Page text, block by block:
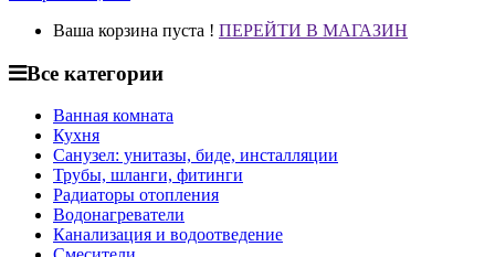
Ваша корзина пуста ! ПЕРЕЙТИ В МАГАЗИН
Все категории
Ванная комната
Кухня
Санузел: унитазы, биде, инсталляции
Трубы, шланги, фитинги
Радиаторы отопления
Водонагреватели
Канализация и водоотведение